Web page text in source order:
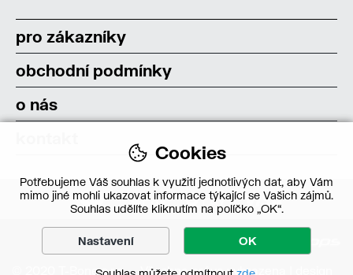
pro zákazníky
obchodní podmínky
o nás
© 2020 T-Bone s.r.o. – Všechna práva vyhrazena | design
Cookies
Potřebujeme Váš souhlas k využití jednotlivých dat, aby Vám
mimo jiné mohli ukazovat informace týkající se Vašich zájmů.
Souhlas udělíte kliknutím na políčko „OK“.
Nastavení OK